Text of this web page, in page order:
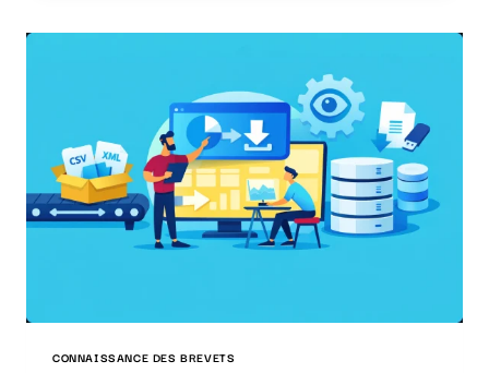
NÉCESSITÉ
SURVEILLER
POUR
LES
ENTREPRISES
CONNAISSANCE DES BREVETS